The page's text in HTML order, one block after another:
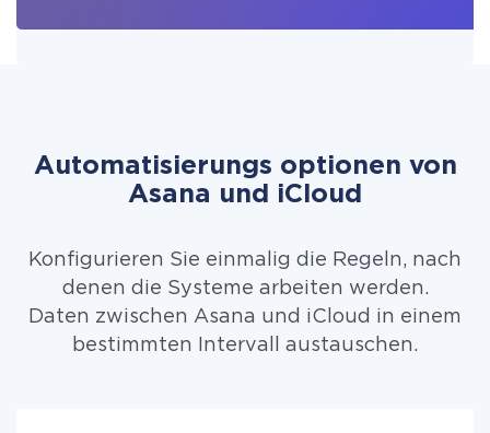
Automatisierungs optionen von
Asana und iCloud
Konfigurieren Sie einmalig die Regeln, nach
denen die Systeme arbeiten werden.
Daten zwischen Asana und iCloud in einem
bestimmten Intervall austauschen.